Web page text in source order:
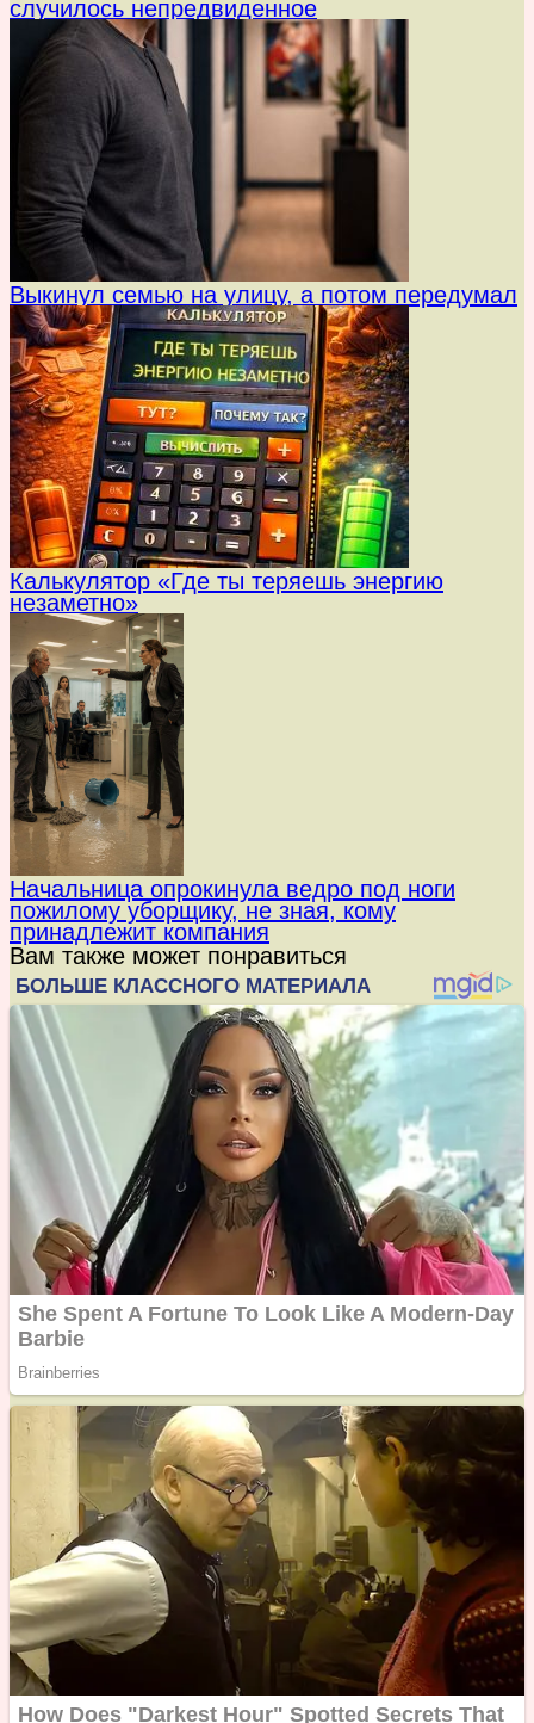
случилось непредвиденное
Выкинул семью на улицу, а потом передумал
Калькулятор «Где ты теряешь энергию
незаметно»
Начальница опрокинула ведро под ноги
пожилому уборщику, не зная, кому
принадлежит компания
Вам также может понравиться